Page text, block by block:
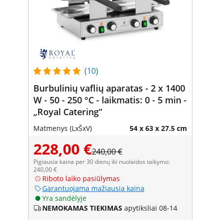
(10)
Burbulinių vaflių aparatas - 2 x 1400
W - 50 - 250 °C - laikmatis: 0 - 5 min -
„Royal Catering“
Matmenys (LxŠxV) 54 x 63 x 27.5 cm
228,00 €240,00 €
Pigiausia kaina per 30 dienų iki nuolaidos taikymo:
240,00 €
Riboto laiko pasiūlymas
Garantuojama mažiausia kaina
Yra sandėlyje
NEMOKAMAS TIEKIMAS apytiksliai 08-14